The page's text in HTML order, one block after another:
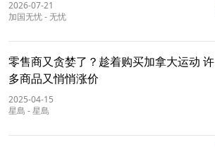
2026-07-21
加国无忧-无忧
零售商又贪婪了？趁着购买加拿大运动 许
多商品又悄悄涨价
2025-04-15
星島 -星島